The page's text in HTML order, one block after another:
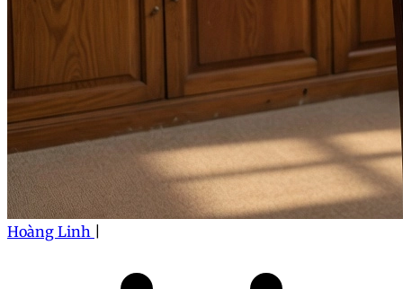
Hoàng Linh